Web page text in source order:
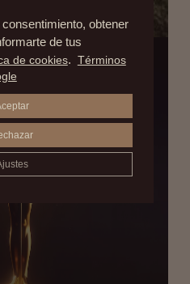
de 2013
obtener
de tus
de cookies. Términos